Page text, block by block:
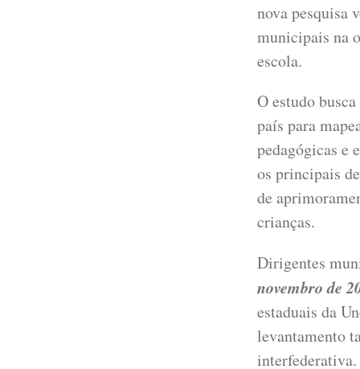
nova pesquisa
municipais na
escola.
O estudo
país para
pedagógicas e
os principais
de
crianças.
Dirigentes
novembro de
estaduais da
levantamento
interfederativa.